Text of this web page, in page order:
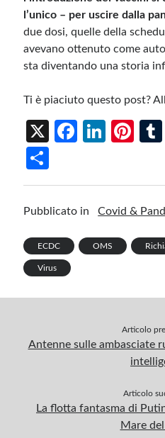
l’unico – per uscire dalla
due dosi, quelle della
avevano ottenuto come
sta diventando una storia
Ti è piaciuto questo post?
X
Fa
o
k
Li
n
Pi
t
h
ar
Pubblicato in Covid &
ECDC OMS
Virus
Articolo
Antenne sulle ambasciate
Articolo
La flotta fantasma di
Mare